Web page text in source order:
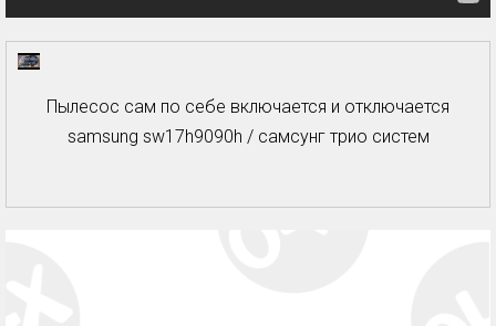
Пылесос сам по себе включается и отключается
samsung sw17h9090h / самсунг трио систем